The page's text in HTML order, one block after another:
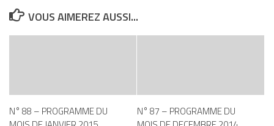
VOUS AIMEREZ AUSSI...
N° 88 – PROGRAMME DU
N° 87 – PROGRAMME DU